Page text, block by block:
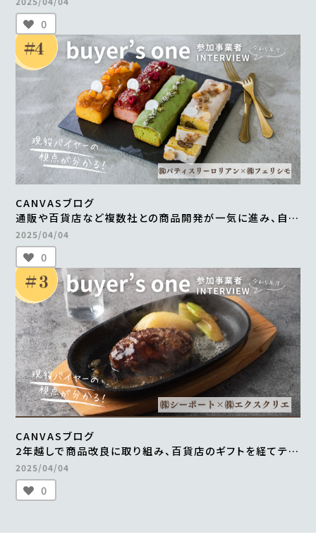
＜from buyer’s one＞
0
CANVASブログ
通販や百貨店など複数社との商品開発が一気に進み、自社
だけでは成し得なかった販路の拡大を実現 ＜from
buyer’s one＞
2025/04/04
0
CANVASブログ
2年越しで商品改良に取り組み、百貨店のギフトを経てテレ
ビ通販で1000万円の売上を実現 ＜from buyer’s one
＞
2025/04/04
0